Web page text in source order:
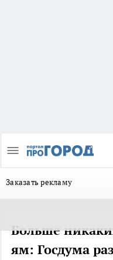
Заказать рекламу
Больше
ям: Госдума